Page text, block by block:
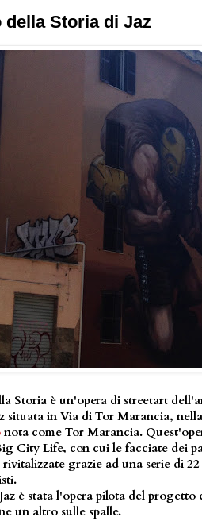
della Storia di Jaz
Storia è un'opera di streetart
situata in Via di Tor Marancia,
nota come Tor Marancia.
City Life, con cui le facciate dei
rivitalizzate grazie ad una serie di
è stata l'opera pilota del progetto
un altro sulle spalle.